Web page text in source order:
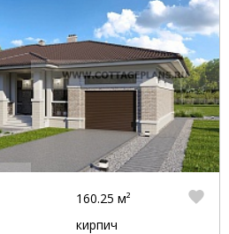
160.25 м²
кирпич